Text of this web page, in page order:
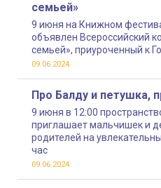
семьей»
9 июня на Книжном
объявлен Всероссийский
семьей», приуроченный к
09.06.2024
Про Балду и петушка,
9 июня в 12:00
приглашает мальчишек и
родителей на
час
09.06.2024